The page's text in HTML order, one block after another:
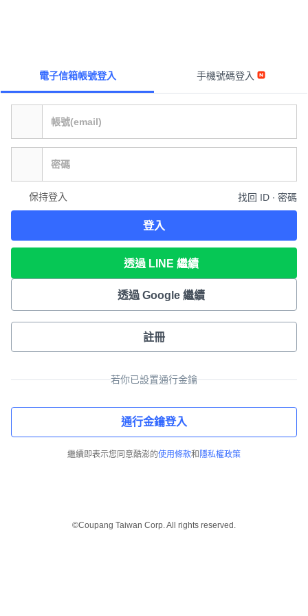
電子信箱帳號登入 手機號碼登入
保持登入 找回 ID ∙ 密碼
登入
透過 LINE 繼續
透過 Google 繼續
註冊
若你已設置通行金鑰
通行金鑰登入
繼續即表示您同意酷澎的使用條款和 隱私權政策
©Coupang Taiwan Corp. All rights reserved.